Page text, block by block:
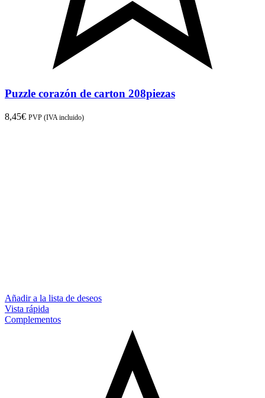
Puzzle corazón de carton 208piezas
8,45€ PVP (IVA incluido)
Añadir a la lista de deseos
Vista rápida
Complementos